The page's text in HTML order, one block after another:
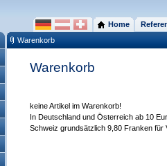
Home
Warenkorb
Warenkorb
keine Artikel im Warenkorb!
In Deutschland und Österreich ab 10
Schweiz grundsätzlich 9,80 Franken für